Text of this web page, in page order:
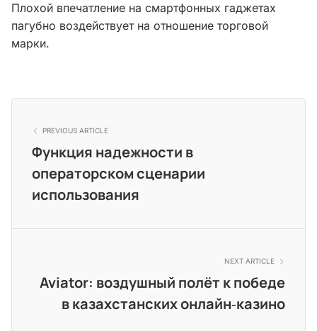
Плохой впечатление на смартфонных гаджетах
пагубно воздействует на отношение торговой
марки.
PREVIOUS ARTICLE
Функция надежности в
операторском сценарии
использования
NEXT ARTICLE
Aviator: воздушный полёт к победе
в казахстанских онлайн‑казино